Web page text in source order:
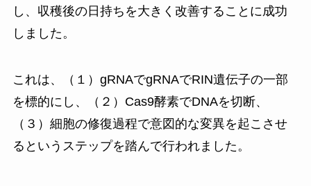
し、収穫後の日持ちを大きく改善することに成功
しました。
これは、（１）gRNAでgRNAでRIN遺伝子の一部
を標的にし、（２）Cas9酵素でDNAを切断、
（３）細胞の修復過程で意図的な変異を起こさせ
るというステップを踏んで行われました。